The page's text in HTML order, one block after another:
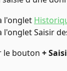
l'onglet
l'onglet Saisir
le bouton +